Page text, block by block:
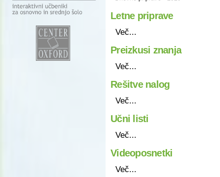
Letne priprave
Več...
Preizkusi znanja
Več...
Rešitve nalog
Več...
Učni listi
Več...
Videoposnetki
Več...